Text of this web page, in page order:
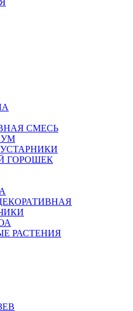
СМЕСЬ
ГОРОШЕК
РАСТЕНИЯ